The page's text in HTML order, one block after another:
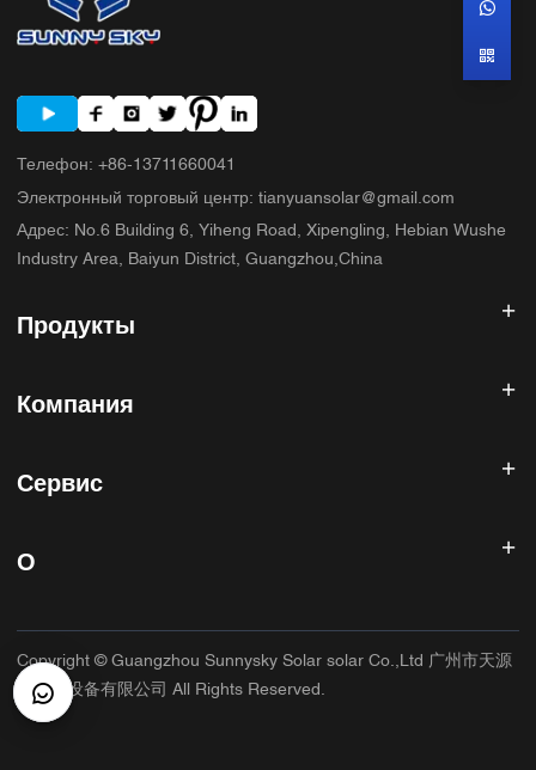
Телефон: +86-13711660041
Электронный торговый центр: tianyuansolar@gmail.com
Адрес: No.6 Building 6, Yiheng Road, Xipengling, Hebian Wushe
Industry Area, Baiyun District, Guangzhou,China
Продукты
Солнечная панель
Солнечная энергетическая система
Контроллер солнечного заряда
Компания
Продукты
О нас
Сервис
Политика возврата
Условия использования
Доставка и доставка
О
Основное приложение
Copyright © Guangzhou Sunnysky Solar solar Co.,Ltd 广州市天源
太阳能设备有限公司 All Rights Reserved.